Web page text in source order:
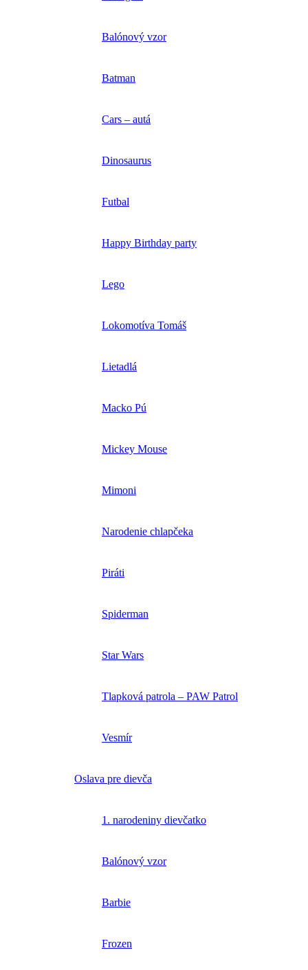
Balónový vzor
Batman
Cars – autá
Dinosaurus
Futbal
Happy Birthday party
Lego
Lokomotíva Tomáš
Lietadlá
Macko Pú
Mickey Mouse
Mimoni
Narodenie chlapčeka
Piráti
Spiderman
Star Wars
Tlapková patrola – PAW Patrol
Vesmír
Oslava pre dievča
1. narodeniny dievčatko
Balónový vzor
Barbie
Frozen